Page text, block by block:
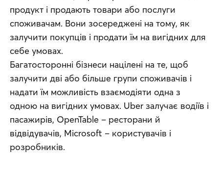
продукт і продають товари або послуги
споживачам. Вони зосереджені на тому, як
залучити покупців і продати їм на вигідних для
себе умовах.
Багатосторонні бізнеси націлені на те, щоб
залучити дві або більше групи споживачів і
надати їм можливість взаємодіяти одна з
одною на вигідних умовах. Uber залучає водіїв і
пасажирів, OpenTable – ресторани й
відвідувачів, Microsoft – користувачів і
розробників.